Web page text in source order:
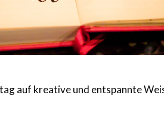
auf kreative und entspannte